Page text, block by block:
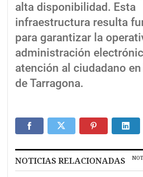
alta disponibilidad. Esta
infraestructura resulta
para garantizar la
administración
atención al ciudadano
de Tarragona.
NOTICIAS RELACIONADAS